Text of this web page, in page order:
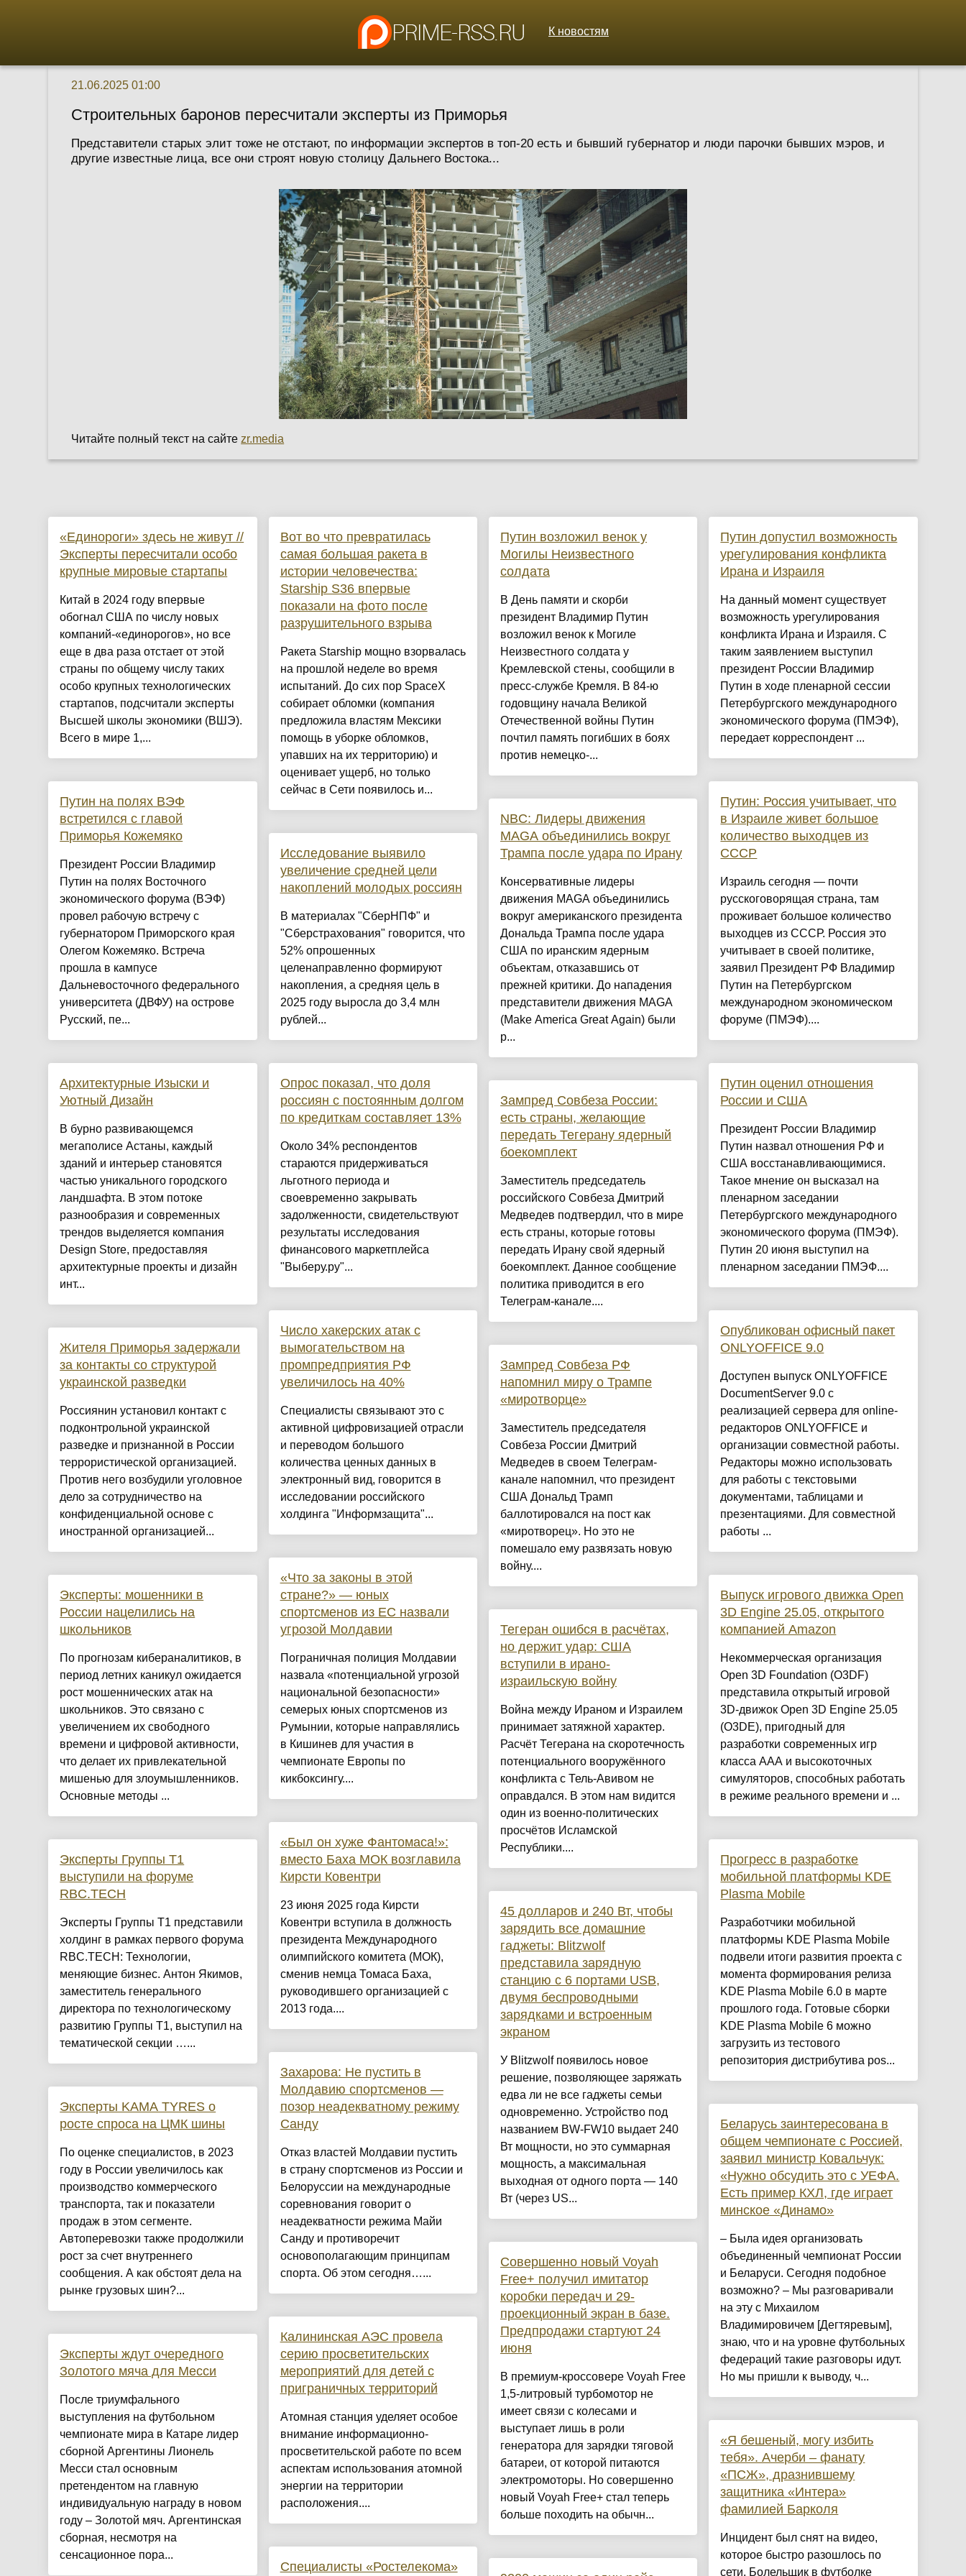
К новостям
21.06.2025 01:00
Строительных баронов пересчитали эксперты из Приморья
Представители старых элит тоже не отстают, по информации экспертов в топ-20 есть и бывший губернатор и люди парочки бывших мэров, и
другие известные лица, все они строят новую столицу Дальнего Востока...
Читайте полный текст на сайте zr.media
«Единороги» здесь не живут //
Эксперты пересчитали особо
крупные мировые стартапы
Китай в 2024 году впервые
обогнал США по числу новых
компаний-«единорогов», но все
еще в два раза отстает от этой
страны по общему числу таких
особо крупных технологических
стартапов, подсчитали эксперты
Высшей школы экономики (ВШЭ).
Всего в мире 1,...
Путин на полях ВЭФ
встретился с главой
Приморья Кожемяко
Президент России Владимир
Путин на полях Восточного
экономического форума (ВЭФ)
провел рабочую встречу с
губернатором Приморского края
Олегом Кожемяко. Встреча
прошла в кампусе
Дальневосточного федерального
университета (ДВФУ) на острове
Русский, пе...
Архитектурные Изыски и
Уютный Дизайн
​В бурно развивающемся
мегаполисе Астаны, каждый
зданий и интерьер становятся
частью уникального городского
ландшафта. В этом потоке
разнообразия и современных
трендов выделяется компания
Design Store, предоставляя
архитектурные проекты и дизайн
инт...
Жителя Приморья задержали
за контакты со структурой
украинской разведки
Россиянин установил контакт с
подконтрольной украинской
разведке и признанной в России
террористической организацией.
Против него возбудили уголовное
дело за сотрудничество на
конфиденциальной основе с
иностранной организацией...
Эксперты: мошенники в
России нацелились на
школьников
По прогнозам кибераналитиков, в
период летних каникул ожидается
рост мошеннических атак на
школьников. Это связано с
увеличением их свободного
времени и цифровой активности,
что делает их привлекательной
мишенью для злоумышленников.
Основные методы ...
Эксперты Группы Т1
выступили на форуме
RBC.TECH
Эксперты Группы Т1 представили
холдинг в рамках первого форума
RBC.TECH: Технологии,
меняющие бизнес. Антон Якимов,
заместитель генерального
директора по технологическому
развитию Группы Т1, выступил на
тематической секции …...
Эксперты KAMA TYRES о
росте спроса на ЦМК шины
По оценке специалистов, в 2023
году в России увеличилось как
производство коммерческого
транспорта, так и показатели
продаж в этом сегменте.
Автоперевозки также продолжили
рост за счет внутреннего
сообщения. А как обстоят дела на
рынке грузовых шин?...
Эксперты ждут очередного
Золотого мяча для Месси
После триумфального
выступления на футбольном
чемпионате мира в Катаре лидер
сборной Аргентины Лионель
Месси стал основным
претендентом на главную
индивидуальную награду в новом
году – Золотой мяч. Аргентинская
сборная, несмотря на
сенсационное пора...
Вот во что превратилась
самая большая ракета в
истории человечества:
Starship S36 впервые
показали на фото после
разрушительного взрыва
Ракета Starship мощно взорвалась
на прошлой неделе во время
испытаний. До сих пор SpaceX
собирает обломки (компания
предложила властям Мексики
помощь в уборке обломков,
упавших на их территорию) и
оценивает ущерб, но только
сейчас в Сети появилось и...
Исследование выявило
увеличение средней цели
накоплений молодых россиян
В материалах "СберНПФ" и
"Сберстрахования" говорится, что
52% опрошенных
целенаправленно формируют
накопления, а средняя цель в
2025 году выросла до 3,4 млн
рублей...
Опрос показал, что доля
россиян с постоянным долгом
по кредиткам составляет 13%
Около 34% респондентов
стараются придерживаться
льготного периода и
своевременно закрывать
задолженности, свидетельствуют
результаты исследования
финансового маркетплейса
"Выберу.ру"...
Число хакерских атак с
вымогательством на
промпредприятия РФ
увеличилось на 40%
Специалисты связывают это с
активной цифровизацией отрасли
и переводом большого
количества ценных данных в
электронный вид, говорится в
исследовании российского
холдинга "Информзащита"...
«Что за законы в этой
стране?» — юных
спортсменов из ЕС назвали
угрозой Молдавии
Пограничная полиция Молдавии
назвала «потенциальной угрозой
национальной безопасности»
семерых юных спортсменов из
Румынии, которые направлялись
в Кишинев для участия в
чемпионате Европы по
кикбоксингу....
«Был он хуже Фантомаса!»:
вместо Баха МОК возглавила
Кирсти Ковентри
23 июня 2025 года Кирсти
Ковентри вступила в должность
президента Международного
олимпийского комитета (МОК),
сменив немца Томаса Баха,
руководившего организацией с
2013 года....
Захарова: Не пустить в
Молдавию спортсменов —
позор неадекватному режиму
Санду
Отказ властей Молдавии пустить
в страну спортсменов из России и
Белоруссии на международные
соревнования говорит о
неадекватности режима Майи
Санду и противоречит
основополагающим принципам
спорта. Об этом сегодня…...
Калининская АЭС провела
серию просветительских
мероприятий для детей с
приграничных территорий
Атомная станция уделяет особое
внимание информационно-
просветительской работе по всем
аспектам использования атомной
энергии на территории
расположения....
Специалисты «Ростелекома»
Путин возложил венок у
Могилы Неизвестного
солдата
В День памяти и скорби
президент Владимир Путин
возложил венок к Могиле
Неизвестного солдата у
Кремлевской стены, сообщили в
пресс-службе Кремля. В 84-ю
годовщину начала Великой
Отечественной войны Путин
почтил память погибших в боях
против немецко-...
NBC: Лидеры движения
MAGA объединились вокруг
Трампа после удара по Ирану
Консервативные лидеры
движения MAGA объединились
вокруг американского президента
Дональда Трампа после удара
США по иранским ядерным
объектам, отказавшись от
прежней критики. До нападения
представители движения MAGA
(Make America Great Again) были
р...
Зампред Совбеза России:
есть страны, желающие
передать Тегерану ядерный
боекомплект
Заместитель председатель
российского Совбеза Дмитрий
Медведев подтвердил, что в мире
есть страны, которые готовы
передать Ирану свой ядерный
боекомплект. Данное сообщение
политика приводится в его
Телеграм-канале....
Зампред Совбеза РФ
напомнил миру о Трампе
«миротворце»
Заместитель председателя
Совбеза России Дмитрий
Медведев в своем Телеграм-
канале напомнил, что президент
США Дональд Трамп
баллотировался на пост как
«миротворец». Но это не
помешало ему развязать новую
войну....
Тегеран ошибся в расчётах,
но держит удар: США
вступили в ирано-
израильскую войну
Война между Ираном и Израилем
принимает затяжной характер.
Расчёт Тегерана на скоротечность
потенциального вооружённого
конфликта с Тель-Авивом не
оправдался. В этом нам видится
один из военно-политических
просчётов Исламской
Республики....
45 долларов и 240 Вт, чтобы
зарядить все домашние
гаджеты: Blitzwolf
представила зарядную
станцию с 6 портами USB,
двумя беспроводными
зарядками и встроенным
экраном
У Blitzwolf появилось новое
решение, позволяющее заряжать
едва ли не все гаджеты семьи
одновременно. Устройство под
названием BW-FW10 выдает 240
Вт мощности, но это суммарная
мощность, а максимальная
выходная от одного порта — 140
Вт (через US...
Совершенно новый Voyah
Free+ получил имитатор
коробки передач и 29-
проекционный экран в базе.
Предпродажи стартуют 24
июня
В премиум-кроссовере Voyah Free
1,5-литровый турбомотор не
имеет связи с колесами и
выступает лишь в роли
генератора для зарядки тяговой
батареи, от которой питаются
электромоторы. Но совершенно
новый Voyah Free+ стал теперь
больше походить на обычн...
Путин допустил возможность
урегулирования конфликта
Ирана и Израиля
На данный момент существует
возможность урегулирования
конфликта Ирана и Израиля. С
таким заявлением выступил
президент России Владимир
Путин в ходе пленарной сессии
Петербургского международного
экономического форума (ПМЭФ),
передает корреспондент ...
Путин: Россия учитывает, что
в Израиле живет большое
количество выходцев из
СССР
Израиль сегодня — почти
русскоговорящая страна, там
проживает большое количество
выходцев из СССР. Россия это
учитывает в своей политике,
заявил Президент РФ Владимир
Путин на Петербургском
международном экономическом
форуме (ПМЭФ)....
Путин оценил отношения
России и США
Президент России Владимир
Путин назвал отношения РФ и
США восстанавливающимися.
Такое мнение он высказал на
пленарном заседании
Петербургского международного
экономического форума (ПМЭФ).
Путин 20 июня выступил на
пленарном заседании ПМЭФ....
Опубликован офисный пакет
ONLYOFFICE 9.0
Доступен выпуск ONLYOFFICE
DocumentServer 9.0 с
реализацией сервера для online-
редакторов ONLYOFFICE и
организации совместной работы.
Редакторы можно использовать
для работы с текстовыми
документами, таблицами и
презентациями. Для совместной
работы ...
Выпуск игрового движка Open
3D Engine 25.05, открытого
компанией Amazon
Некоммерческая организация
Open 3D Foundation (O3DF)
представила открытый игровой
3D-движок Open 3D Engine 25.05
(O3DE), пригодный для
разработки современных игр
класса AAA и высокоточных
симуляторов, способных работать
в режиме реального времени и ...
Прогресс в разработке
мобильной платформы KDE
Plasma Mobile
Разработчики мобильной
платформы KDE Plasma Mobile
подвели итоги развития проекта с
момента формирования релиза
KDE Plasma Mobile 6.0 в марте
прошлого года. Готовые сборки
KDE Plasma Mobile 6 можно
загрузить из тестового
репозитория дистрибутива pos...
Беларусь заинтересована в
общем чемпионате с Россией,
заявил министр Ковальчук:
«Нужно обсудить это с УЕФА.
Есть пример КХЛ, где играет
минское «Динамо»
– Была идея организовать
объединенный чемпионат России
и Беларуси. Сегодня подобное
возможно? – Мы разговаривали
на эту с Михаилом
Владимировичем [Дегтяревым],
знаю, что и на уровне футбольных
федераций такие разговоры идут.
Но мы пришли к выводу, ч...
«Я бешеный, могу избить
тебя». Ачерби – фанату
«ПСЖ», дразнившему
защитника «Интера»
фамилией Барколя
Инцидент был снят на видео,
которое быстро разошлось по
сети. Болельщик в футболке